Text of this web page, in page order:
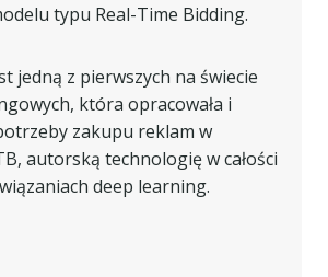
typu Real-Time Bidding.
jedną z pierwszych na świecie
która opracowała i
zakupu reklam w
autorską technologię w całości
deep learning.